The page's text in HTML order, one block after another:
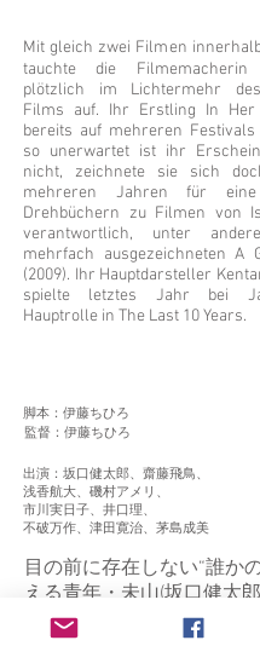
Mit gleich zwei Filmen
tauchte die Filmemacherin
plötzlich im Lichtermehr
Films auf. Ihr Erstling In Her
bereits auf mehreren Festivals
so unerwartet ist ihr
nicht, zeichnete sie sich
mehreren Jahren für
Drehbüchern zu Filmen von
verantwortlich, unter
mehrfach ausgezeichneten A
(2009). Ihr Hauptdarsteller
spielte letztes Jahr bei
Hauptrolle in The Last 10 Years.
脚本：伊藤ちひろ
監督：伊藤ちひろ
出演：坂口健太郎、齋藤飛鳥、
浅香航大、磯村アメリ、
市川実日子、井口理、
不破万作、津田寛治、茅島成美
目の前に存在しない“誰か
える青年・未山(坂口健太
議な力で身体の不調に悩む
ウマを抱えた人を癒やし、